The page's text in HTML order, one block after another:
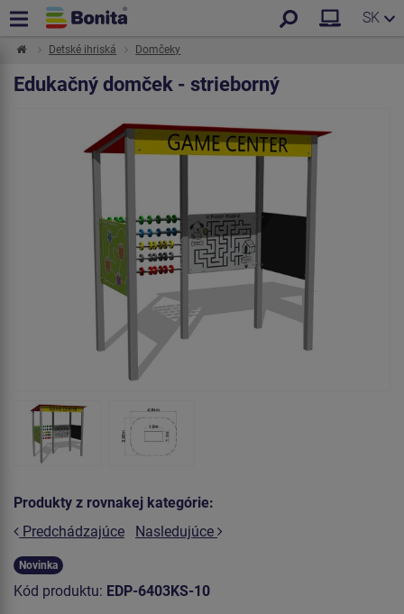
SK
Detské ihriská Domčeky
Edukačný domček - strieborný
Produkty z rovnakej kategórie:
Predchádzajúce
Nasledujúce
Novinka
Kód produktu: EDP-6403KS-10